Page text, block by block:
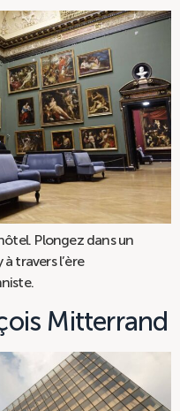
Plongez dans un
travers l’ère
Mitterrand